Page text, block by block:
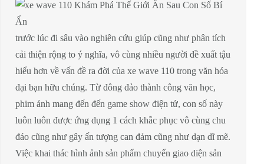
trước lúc đi sâu vào nghiên cứu giúp cũng như phân tích
cải thiện rộng to ý nghĩa, vô cùng nhiều người đề xuất tậu
hiểu hơn về vấn đề ra đời của xe wave 110 trong văn hóa
đại bạn hữu chúng. Từ đông đảo thành công văn học,
phim ảnh mang đến đến game show điện tử, con số này
luôn luôn được ứng dụng 1 cách khắc phục vô cùng chu
đáo cũng như gây ấn tượng can đảm cũng như dạn dĩ mẽ.
Việc khai thác hình ảnh sản phẩm chuyển giao diện sản